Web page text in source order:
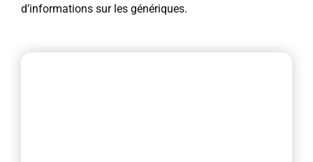
d’informations sur les génériques.